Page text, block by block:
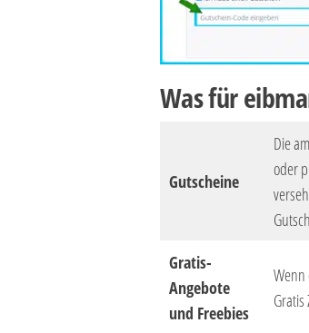
Was für
Gutscheine
Die
oder
Gratis-
Angebote
und Freebies
Wenn